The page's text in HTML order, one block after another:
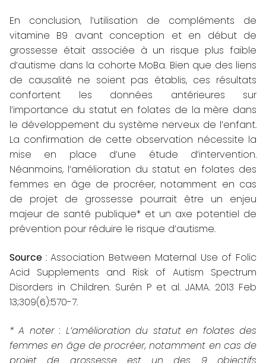
En conclusion, l’utilisation de compléments de
vitamine B9 avant conception et en début de
grossesse était associée à un risque plus faible
d’autisme dans la cohorte MoBa. Bien que des liens
de causalité ne soient pas établis, ces résultats
confortent les données antérieures sur
l’importance du statut en folates de la mère dans
le développement du système nerveux de l’enfant.
La confirmation de cette observation nécessite la
mise en place d’une étude d’intervention.
Néanmoins, l’amélioration du statut en folates des
femmes en âge de procréer, notamment en cas
de projet de grossesse pourrait être un enjeu
majeur de santé publique* et un axe potentiel de
prévention pour réduire le risque d’autisme.
Source : Association Between Maternal Use of Folic
Acid Supplements and Risk of Autism Spectrum
Disorders in Children. Surén P et al.JAMA. 2013 Feb
13;309(6):570-7.
* A noter : L’amélioration du statut en folates des
femmes en âge de procréer, notamment en cas de
projet de grossesse est un des 9 objectifs